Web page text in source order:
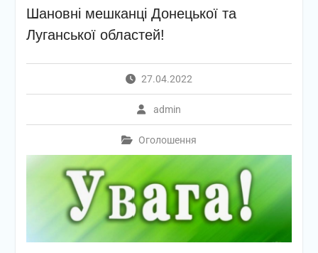
Шановні мешканці Донецької та
Луганської областей!
27.04.2022
admin
Оголошення